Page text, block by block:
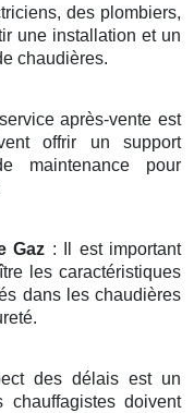
des plombiers,
une installation et un
chaudières.
après-vente est
offrir un support
maintenance pour
Gaz : Il est important
les caractéristiques
dans les chaudières
des délais est un
chauffagistes doivent